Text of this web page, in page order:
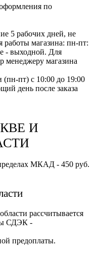
по
5 рабочих дней, не
работы магазина: пн-пт:
- выходной. Для
менеджеру магазина
(пн-пт) с 10:00 до 19:00
день после заказа
И
МКАД - 450 руб.
рассчитывается
СДЭК -
предоплаты.